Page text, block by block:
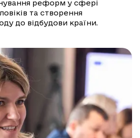
реформ у сфері
та створення
до відбудови країни.